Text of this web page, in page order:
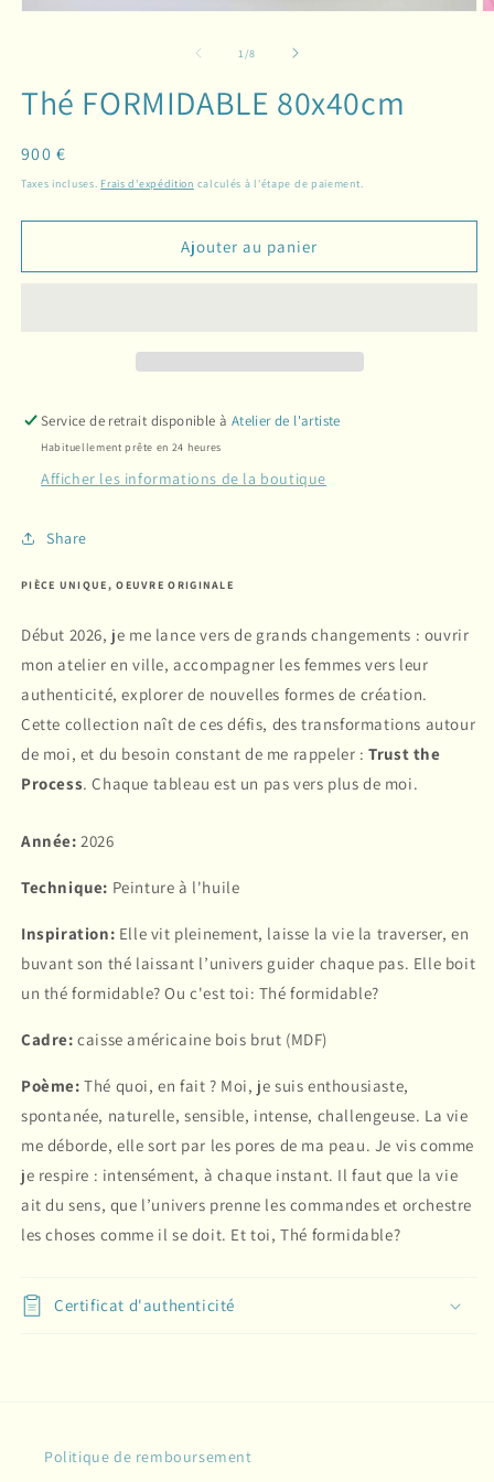
1/de
8
Thé FORMIDABLE 80x40cm
Prix
habituel
900 €
Taxes incluses. Frais d'expédition calculés à l'étape de paiement.
Ajouter au panier
Service de retrait disponible à Atelier de l'artiste
Habituellement prête en 24 heures
Afficher les informations de la boutique
Share
PIÈCE UNIQUE, OEUVRE ORIGINALE
Début 2026, je me lance vers de grands changements : ouvrir
mon atelier en ville, accompagner les femmes vers leur
authenticité, explorer de nouvelles formes de création.
Cette collection naît de ces défis, des transformations autour
de moi, et du besoin constant de me rappeler :Trust the
Process. Chaque tableau est un pas vers plus de moi.
Année: 2026
Technique: Peinture à l'huile
Inspiration: Elle vit pleinement, laisse la vie la traverser, en
buvant son thé laissant l’univers guider chaque pas. Elle boit
un thé formidable? Ou c'est toi: Thé formidable?
Cadre:caisse américaine bois brut (MDF)
Poème:Thé quoi, en fait ? Moi, je suis enthousiaste,
spontanée, naturelle, sensible, intense, challengeuse. La vie
me déborde, elle sort par les pores de ma peau. Je vis comme
je respire : intensément, à chaque instant. Il faut que la vie
ait du sens, que l’univers prenne les commandes et orchestre
les choses comme il se doit. Et toi, Thé formidable?
Certificat d'authenticité
Politique de remboursement